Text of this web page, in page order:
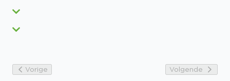
Vorige Volgende